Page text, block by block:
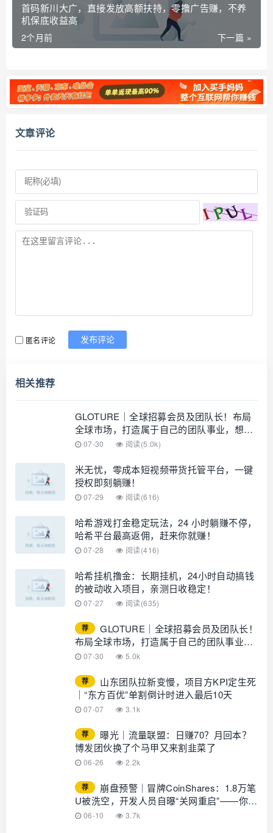
首码新川大广，直接发放高额扶持，零撸广告赚，不养
机保底收益高
下一篇 »
2个月前
文章评论
匿名评论 发布评论
相关推荐
GLOTURE｜全球招募会员及团队长！布局
全球市场，打造属于自己的团队事业，想增
加收入？想打造团队？加入 GLOTURE！
07-30 阅读(5.0k)
米无忧，零成本短视频带货托管平台，一键
授权即刻躺赚！
07-29 阅读(616)
哈希游戏打金稳定玩法，24 小时躺赚不停，
哈希平台最高返佣，赶来你就赚！
07-28 阅读(416)
哈希挂机撸金：长期挂机，24小时自动搞钱
的被动收入项目，亲测日收稳定！
07-27 阅读(635)
荐
GLOTURE｜全球招募会员及团队长！
布局全球市场，打造属于自己的团队事业，
想增加收入？想打造团队？加入
07-30 5.0k
荐
山东团队拉新变慢，项目方KPI定生死
｜“东方百优”单割倒计时进入最后10天
07-07 3.1k
荐
曝光｜流量联盟：日赚70？月回本？
博发团伙换了个马甲又来割韭菜了
06-26 2.2k
荐
崩盘预警｜冒牌CoinShares：1.8万笔
U被洗空，开发人员自曝“关网重启”——你的
钱早已不在账上
06-10 3.7k